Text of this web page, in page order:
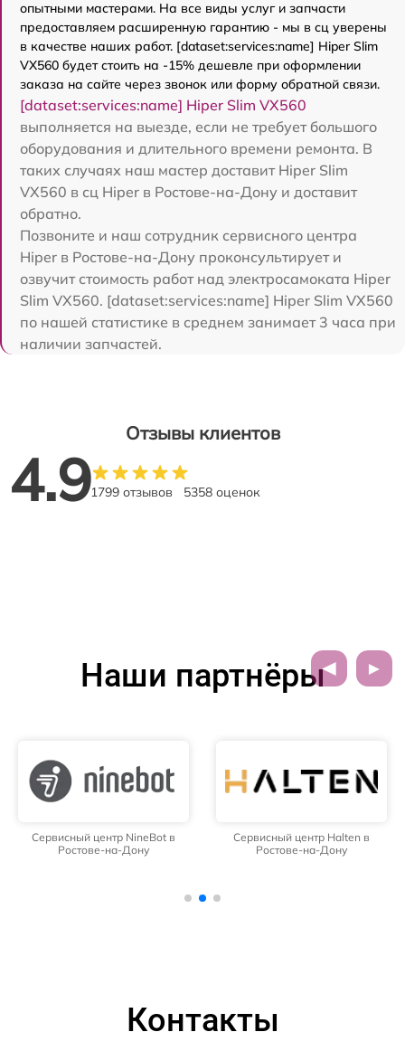
опытными мастерами. На все виды услуг и запчасти
предоставляем расширенную гарантию - мы в сц уверены
в качестве наших работ. [dataset:services:name] Hiper Slim
VX560 будет стоить на -15% дешевле при оформлении
заказа на сайте через звонок или форму обратной связи.
[dataset:services:name] Hiper Slim VX560
выполняется на выезде, если не требует большого
оборудования и длительного времени ремонта. В
таких случаях наш мастер доставит Hiper Slim
VX560 в сц Hiper в Ростове-на-Дону и доставит
обратно.
Позвоните и наш сотрудник сервисного центра
Hiper в Ростове-на-Дону проконсультирует и
озвучит стоимость работ над электросамоката Hiper
Slim VX560. [dataset:services:name] Hiper Slim VX560
по нашей статистике в среднем занимает 3 часа при
наличии запчастей.
Отзывы клиентов
4.91799 отзывов 5358 оценок
Наши партнёры
Сервисный центр NineBot в
Ростове-на-Дону
Сервисный центр Halten в
Ростове-на-Дону
Контакты